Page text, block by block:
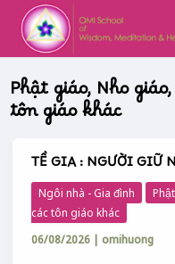
content
Phật giáo, Nho
tôn giáo khác
TỀ GIA : NGƯỜI GIỮ
Ngôi nhà - Gia đình
các tôn giáo khác
06/08/2026 | omihuong
TỀ
GIA
NGƯỜI
GIỮ
Post
pagination
CHUYÊN
MỤC: